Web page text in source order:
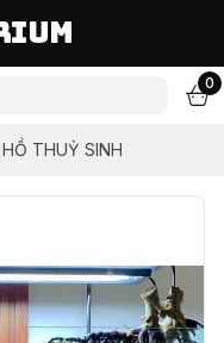
0
HỒ THUỶ SINH